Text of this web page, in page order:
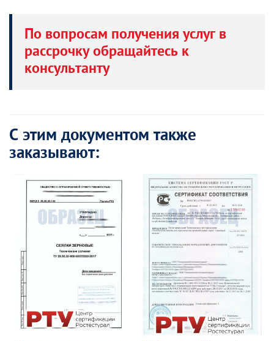
По вопросам получения услуг в
рассрочку обращайтесь к
консультанту
С этим документом также
заказывают: